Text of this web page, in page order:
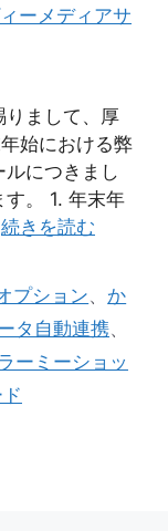
ーメディアサ
りまして、厚
始における弊
につきまし
。 1. 年末年
続きを読む
プション、 か
タ自動連携、
ーミーショッ